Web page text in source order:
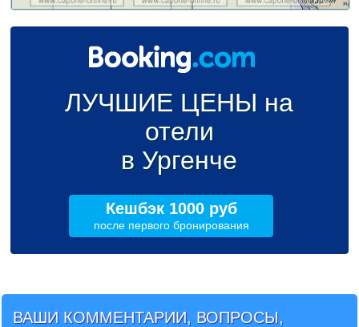
ЛУЧШИЕ ЦЕНЫ на
отели
в Ургенче
Кешбэк 1000 руб
после первого бронирования
ВАШИ КОММЕНТАРИИ, ВОПРОСЫ,